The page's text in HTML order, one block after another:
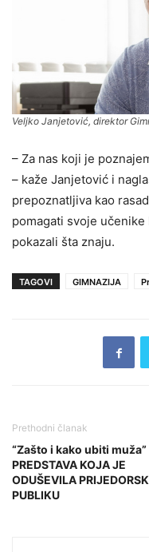
Veljko Janjetović, direktor
– Za nas koji je
– kaže Janjetović i
prepoznatljiva kao
pomagati svoje
pokazali šta znaju.
TAGOVI GIMNAZIJA
Prethodni članak
“Zašto i kako ubiti muža”
PREDSTAVA KOJA JE
ODUŠEVILA
PUBLIKU